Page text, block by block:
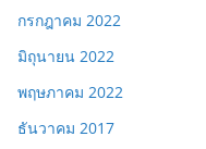
กรกฎาคม 2022
มิถุนายน 2022
พฤษภาคม 2022
ธันวาคม 2017